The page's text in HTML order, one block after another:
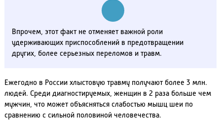
Впрочем, этот факт не отменяет важной роли
удерживающих приспособлений в предотвращении
других, более серьезных переломов и травм.
Ежегодно в России хлыстовую травму получают более 3 млн.
людей. Среди диагностируемых, женщин в 2 раза больше чем
мужчин, что может объясняться слабостью мышц шеи по
сравнению с сильной половиной человечества.